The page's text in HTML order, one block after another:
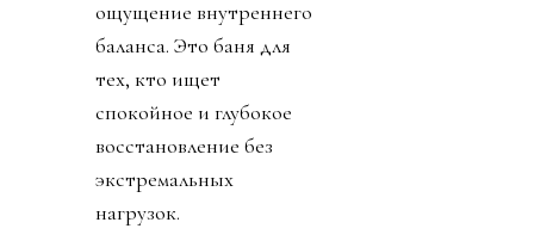
ощущение внутреннего
баланса. Это баня для
тех, кто ищет
спокойное и глубокое
восстановление без
экстремальных
нагрузок.